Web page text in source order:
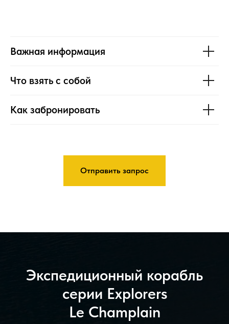
Важная информация
Что взять с собой
Как забронировать
Отправить запрос
Экспедиционный корабль
серии Explorers
Le Champlain